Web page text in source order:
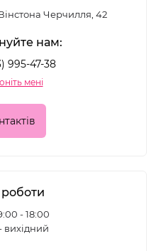
Черчилля, 42
нам:
995-47-38
мені
роботи
- 18:00